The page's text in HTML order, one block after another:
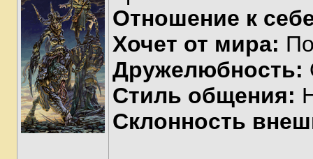
Отношение к
Хочет от мира:
Дружелюбность:
Стиль общения:
Склонность